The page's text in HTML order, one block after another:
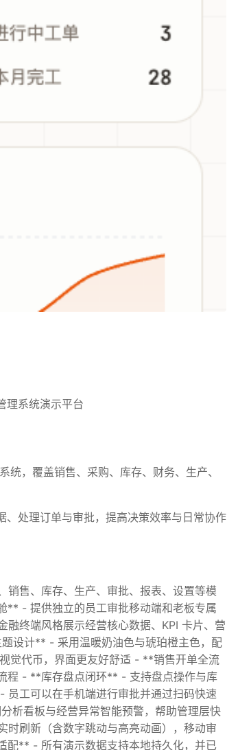
理系统演示平台
，覆盖销售、采购、库存、财务、生产、
处理订单与审批，提高决策效率与日常协作
售、库存、生产、审批、报表、设置等模
** - 提供独立的员工审批移动端和老板专属
终端风格展示经营核心数据、KPI 卡片、营
设计** - 采用温暖奶油色与琥珀橙主色，配
代币，界面更友好舒适 - **销售开单全流
程 - **库存盘点闭环** - 支持盘点操作与库
工可以在手机端进行审批并通过扫码快速
析看板与经营异常智能预警，帮助管理层快
刷新（含数字跳动与高亮动画），移动审
配** - 所有演示数据支持本地持久化，并已